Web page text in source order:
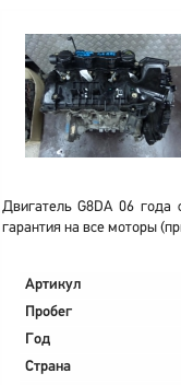
Двигатель G8DA 06
гарантия на все моторы
Артикул
Пробег
Год
Страна